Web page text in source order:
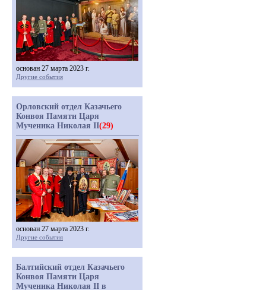
основан 27 марта 2023 г.
Другие события
Орловский отдел Казачьего
Конвоя Памяти Царя
Мученика Николая II(29)
основан 27 марта 2023 г.
Другие события
Балтийский отдел Казачьего
Конвоя Памяти Царя
Мученика Николая II в